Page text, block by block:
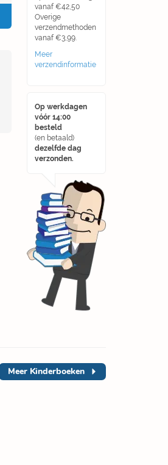
vanaf €42,50
Overige
verzendmethoden
vanaf €3,99.
Meer
verzendinformatie
Op werkdagen
vóór 14:00
besteld
(en betaald)
dezelfde dag
verzonden.
Meer Kinderboeken